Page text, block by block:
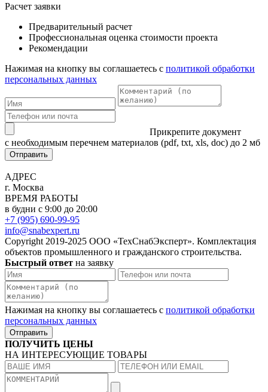
Расчет заявки
Предварительный расчет
Профессиональная оценка стоимости проекта
Рекомендации
Нажимая на кнопку вы соглашаетесь с политикой обработки
персональных данных
Прикрепите документ
с необходимым перечнем материалов (pdf, txt, xls, doc) до 2 мб
Отправить
АДРЕС
г. Москва
ВРЕМЯ РАБОТЫ
в будни с 9:00 до 20:00
+7 (995) 690-99-95
info@snabexpert.ru
Copyright 2019-2025 ООО «ТехСнабЭксперт». Комплектация
объектов промышленного и гражданского строительства.
Быстрый ответ на заявку
Нажимая на кнопку вы соглашаетесь с политикой обработки
персональных данных
Отправить
ПОЛУЧИТЬ ЦЕНЫ
НА ИНТЕРЕСУЮЩИЕ ТОВАРЫ